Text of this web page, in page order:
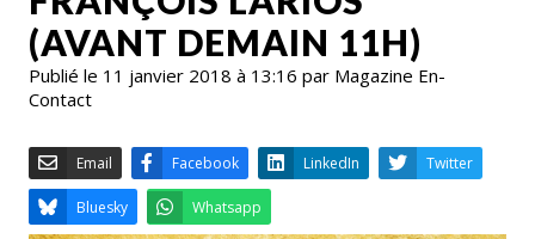
(AVANT DEMAIN 11H)
Publié le 11 janvier 2018 à 13:16 par Magazine En-
Contact